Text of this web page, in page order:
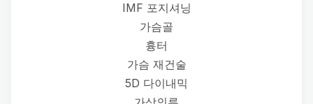
IMF 포지셔닝
가슴골
흉터
가슴 재건술
5D 다이내믹